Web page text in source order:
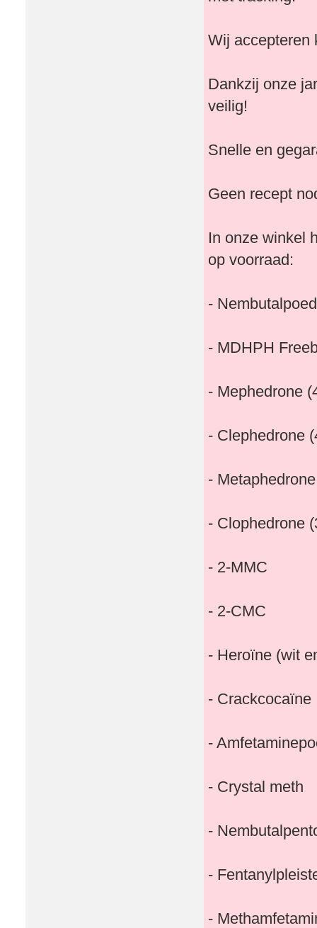
Wij accepteren
Dankzij onze
veilig!
Snelle en
Geen recept
In onze winkel
op voorraad:
-
- MDHPH
- Mephedrone
- Clephedrone
-
- Clophedrone
- 2-MMC
- 2-CMC
- Heroïne (wit
- Crackcocaïne
-
- Crystal meth
-
-
-